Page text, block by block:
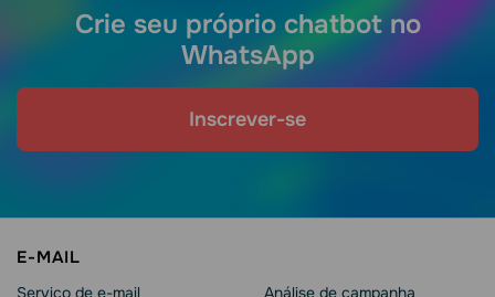
Crie seu próprio chatbot no
WhatsApp
Inscrever-se
E-MAIL
Serviço de e-mail
Análise de campanha